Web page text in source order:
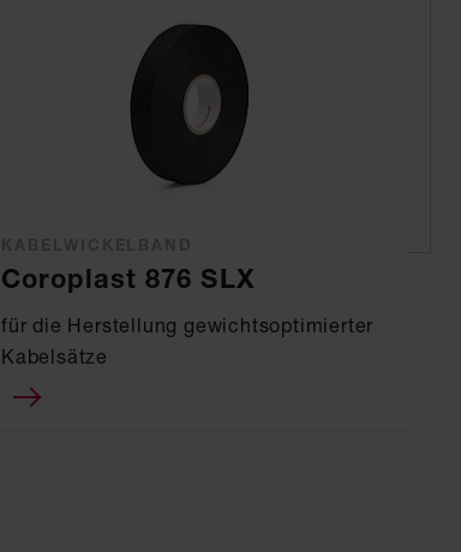
Coroplast 876 SLX
für die Herstellung gewichtsoptimierter
Kabelsätze